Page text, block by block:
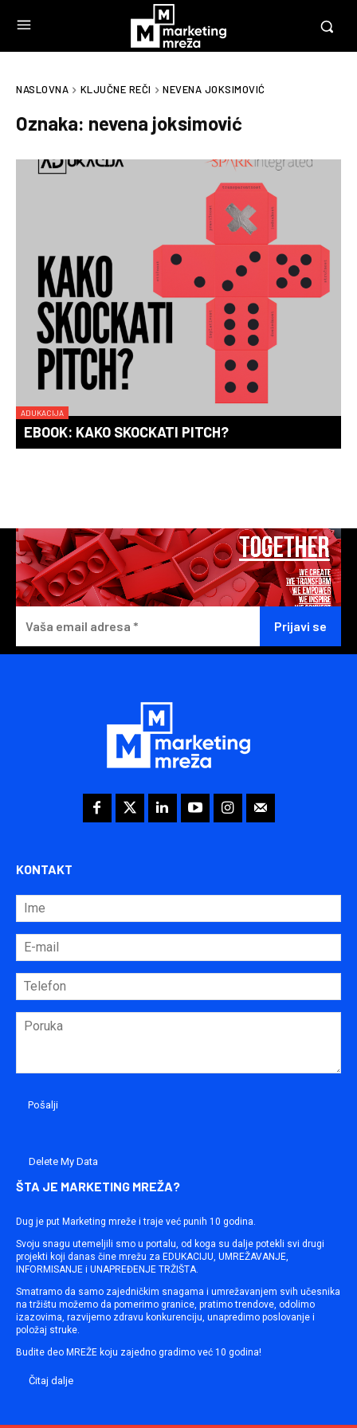
NASLOVNA KLJUČNE REČI NEVENA JOKSIMOVIĆ
Oznaka: nevena joksimović
ADUKACIJA
EBOOK: KAKO SKOCKATI PITCH?
KONTAKT
Delete My Data
ŠTA JE MARKETING MREŽA?
Dug je put Marketing mreže i traje već punih 10 godina.
Svoju snagu utemeljili smo u portalu, od koga su dalje potekli svi drugi
projekti koji danas čine mrežu za EDUKACIJU, UMREŽAVANJE,
INFORMISANJE i UNAPREĐENJE TRŽIŠTA.
Smatramo da samo zajedničkim snagama i umrežavanjem svih učesnika
na tržištu možemo da pomerimo granice, pratimo trendove, odolimo
izazovima, razvijemo zdravu konkurenciju, unapredimo poslovanje i
položaj struke.
Budite deo MREŽE koju zajedno gradimo već 10 godina!
Čitaj dalje